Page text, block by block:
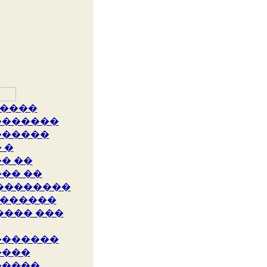
�
��
��
���